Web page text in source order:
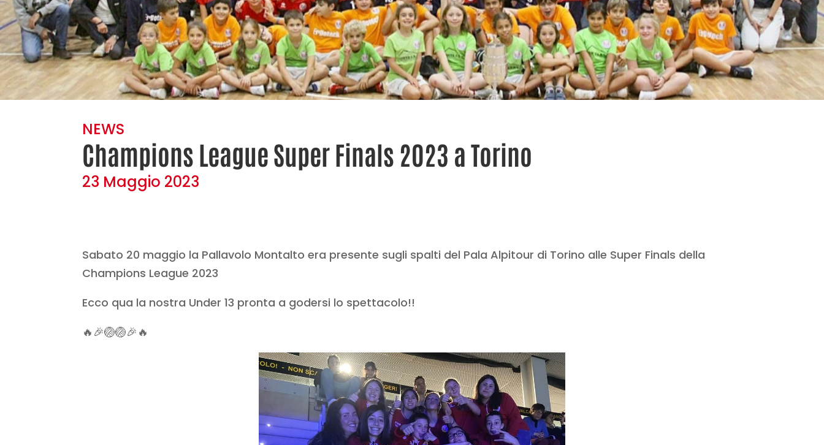
NEWS
Champions League Super Finals 2023 a Torino
23 Maggio 2023
Sabato 20 maggio la Pallavolo Montalto era presente sugli spalti del Pala Alpitour di Torino alle Super Finals della
Champions League 2023
Ecco qua la nostra Under 13 pronta a godersi lo spettacolo!!
🔥🎉🏐🏐🎉🔥